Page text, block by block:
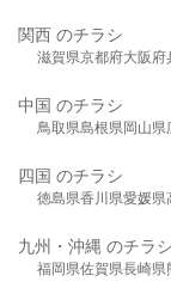
関西 のチラシ
滋賀県京都府大阪府
中国 のチラシ
鳥取県島根県岡山県
四国 のチラシ
徳島県香川県愛媛県
九州・沖縄 のチラシ
福岡県佐賀県長崎県